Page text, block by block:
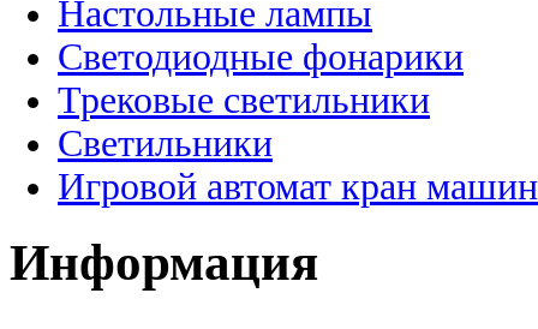
Настольные лампы
Светодиодные фонарики
Трековые светильники
Светильники
Игровой автомат кран
Информация